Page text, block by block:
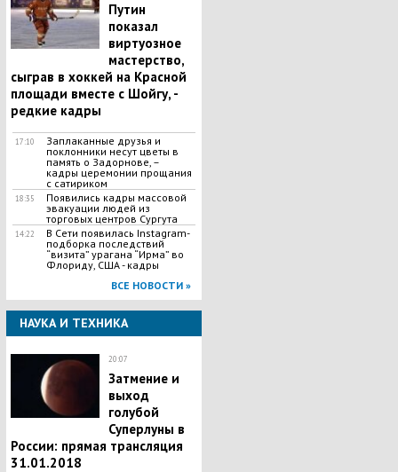
Путин
показал
виртуозное
мастерство,
сыграв в хоккей на Красной
площади вместе с Шойгу, -
редкие кадры
17:10
Заплаканные друзья и
поклонники несут цветы в
память о Задорнове, –
кадры церемонии прощания
с сатириком
18:35
Появились кадры массовой
эвакуации людей из
торговых центров Сургута
14:22
В Сети появилась Іnstagram-
подборка последствий
“визита” урагана “Ирма” во
Флориду, США - кадры
ВСЕ НОВОСТИ »
НАУКА И ТЕХНИКА
20:07
Затмение и
выход
голубой
Суперлуны в
России: прямая трансляция
31.01.2018